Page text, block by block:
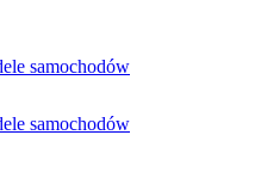
samochodów
samochodów